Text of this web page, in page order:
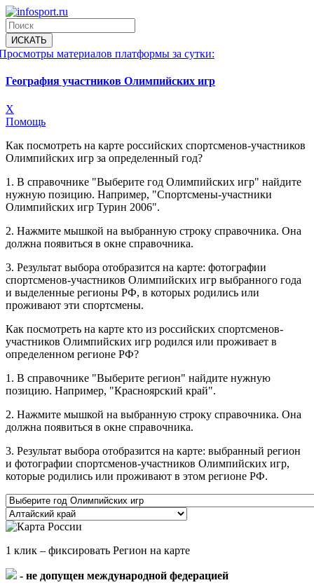
материалов платформы за сутки:
География участников Олимпийских игр
X
Помощь
Как посмотреть на карте российских спортсменов-участников
Олимпийских игр за определенный год?
1. В справочнике "Выберите год Олимпийских игр" найдите
нужную позицию. Например, "Спортсмены-участники
Олимпийских игр Турин 2006".
2. Нажмите мышкой на выбранную строку справочника. Она
должна появиться в окне справочника.
3. Результат выбора отобразится на карте: фотографии
спортсменов-участников Олимпийских игр выбранного года
и выделенные регионы РФ, в которых родились или
проживают эти спортсмены.
Как посмотреть на карте кто из российских спортсменов-
участников Олимпийских игр родился или проживает в
определенном регионе РФ?
1. В справочнике "Выберите регион" найдите нужную
позицию. Например, "Красноярский край".
2. Нажмите мышкой на выбранную строку справочника. Она
должна появиться в окне справочника.
3. Результат выбора отобразится на карте: выбранный регион
и фотографии спортсменов-участников Олимпийских игр,
которые родились или проживают в этом регионе РФ.
1 клик – фиксировать Регион на карте
- не допущен международной федерацией